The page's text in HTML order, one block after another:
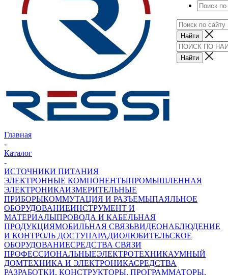
Главная
-
Каталог
-
ИСТОЧНИКИ ПИТАНИЯ
ЭЛЕКТРОННЫЕ КОМПОНЕНТЫПРОМЫШЛЕННАЯ
ЭЛЕКТРОНИКАИЗМЕРИТЕЛЬНЫЕ
ПРИБОРЫКОММУТАЦИЯ И РАЗЪЕМЫПАЯЛЬНОЕ
ОБОРУДОВАНИЕИНСТРУМЕНТ И
МАТЕРИАЛЫПРОВОДА И КАБЕЛЬНАЯ
ПРОДУКЦИЯМОБИЛЬНАЯ СВЯЗЬВИДЕОНАБЛЮДЕНИЕ
И КОНТРОЛЬ ДОСТУПАРАДИОЛЮБИТЕЛЬСКОЕ
ОБОРУДОВАНИЕСРЕДСТВА СВЯЗИ
ПРОФЕССИОНАЛЬНЫЕЭЛЕКТРОТЕХНИКАУМНЫЙ
ДОМТЕХНИКА И ЭЛЕКТРОНИКАСРЕДСТВА
РАЗРАБОТКИ, КОНСТРУКТОРЫ, ПРОГРАММАТОРЫ,